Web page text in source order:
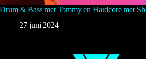
Drum & Bass met Tommy en Hardcore met
27 juni 2024